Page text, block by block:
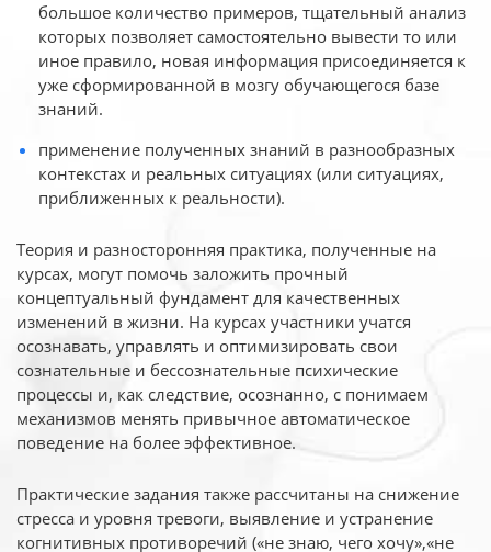
большое количество примеров, тщательный анализ
которых позволяет самостоятельно вывести то или
иное правило, новая информация присоединяется к
уже сформированной в мозгу обучающегося базе
знаний.
применение полученных знаний в разнообразных
контекстах и реальных ситуациях (или ситуациях,
приближенных к реальности).
Теория и разносторонняя практика, полученные на
курсах, могут помочь заложить прочный
концептуальный фундамент для качественных
изменений в жизни. На курсах участники учатся
осознавать, управлять и оптимизировать свои
сознательные и бессознательные психические
процессы и, как следствие, осознанно, с понимаем
механизмов менять привычное автоматическое
поведение на более эффективное.
Практические задания также рассчитаны на снижение
стресса и уровня тревоги, выявление и устранение
когнитивных противоречий («не знаю, чего хочу»,«не